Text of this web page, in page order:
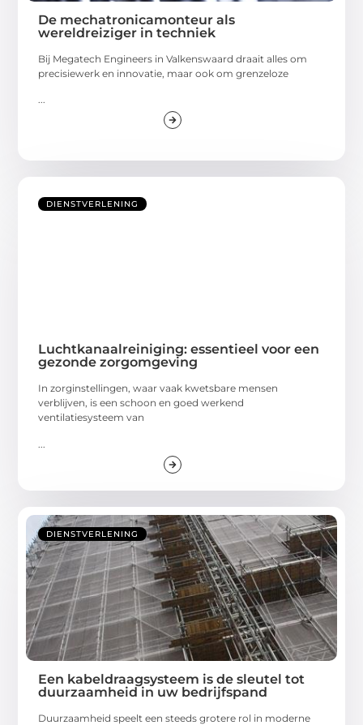
De mechatronicamonteur als
wereldreiziger in techniek
Bij Megatech Engineers in Valkenswaard draait alles om
precisiewerk en innovatie, maar ook om grenzeloze
...
DIENSTVERLENING
Luchtkanaalreiniging: essentieel voor een
gezonde zorgomgeving
In zorginstellingen, waar vaak kwetsbare mensen
verblijven, is een schoon en goed werkend
ventilatiesysteem van
DIENSTVERLENING
Een kabeldraagsysteem is de sleutel tot
duurzaamheid in uw bedrijfspand
Duurzaamheid speelt een steeds grotere rol in moderne